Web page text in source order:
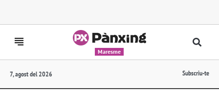
Maresme
7, agost del 2026 Subscriu-te